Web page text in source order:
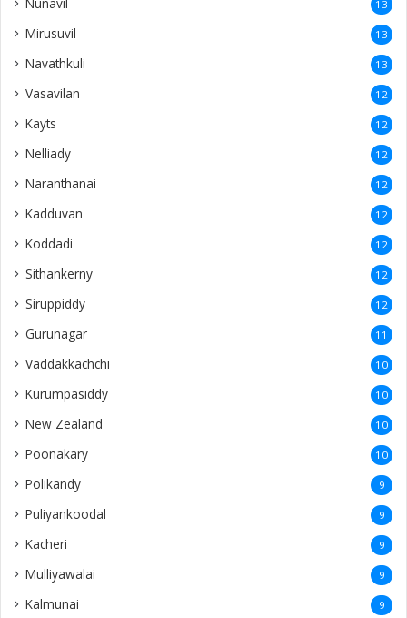
13
Mirusuvil 13
Navathkuli 13
Vasavilan 12
Kayts 12
Nelliady 12
Naranthanai 12
Kadduvan 12
Koddadi 12
Sithankerny 12
Siruppiddy 12
Gurunagar 11
Vaddakkachchi 10
Kurumpasiddy 10
New Zealand 10
Poonakary 10
Polikandy 9
Puliyankoodal 9
Kacheri 9
Mulliyawalai 9
Kalmunai 9